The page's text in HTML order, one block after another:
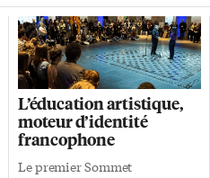
lice dans la catégorie «article
d’ancrage local» pour son
reportage sur la fin de
l’aventure de la Maison de la
francophonie de Toronto. La
collaboratrice Nathalie Prézeau
est en nomination pour la
«chronique de l’année» suivant
sa visite des six nouvelles
L’éducation artistique,
moteur d’identité
francophone
Le premier Sommet